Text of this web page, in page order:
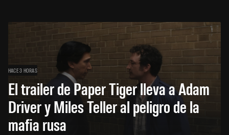
HACE 3 HORAS
El trailer de Paper Tiger lleva a Adam
Driver y Miles Teller al peligro de la
mafia rusa